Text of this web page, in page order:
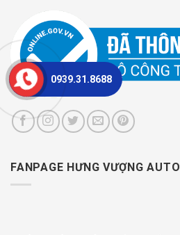
FANPAGE HƯNG VƯỢNG AUTO
0939.31.8688